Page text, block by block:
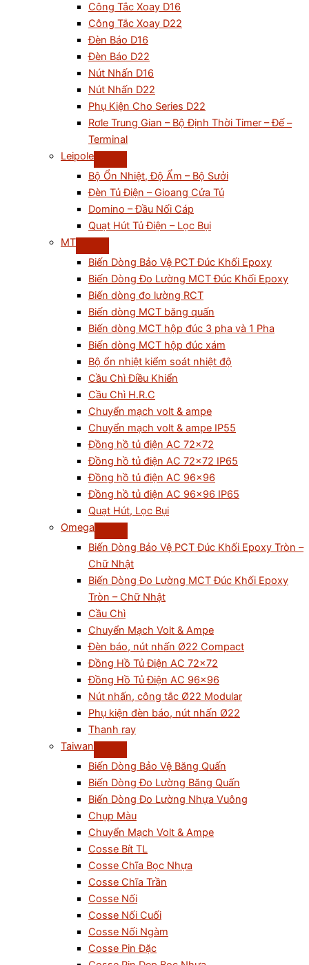
Công Tắc Xoay D16
Công Tắc Xoay D22
Đèn Báo D16
Đèn Báo D22
Nút Nhấn D16
Nút Nhấn D22
Phụ Kiện Cho Series D22
Rơle Trung Gian – Bộ Định Thời Timer – Đế –
Terminal
Leipole
Bộ Ổn Nhiệt, Độ Ẩm – Bộ Sưởi
Đèn Tủ Điện – Gioang Cửa Tủ
Domino – Đầu Nối Cáp
Quạt Hút Tủ Điện – Lọc Bụi
MT
Biến Dòng Bảo Vệ PCT Đúc Khối Epoxy
Biến Dòng Đo Lường MCT Đúc Khối Epoxy
Biến dòng đo lường RCT
Biến dòng MCT băng quấn
Biến dòng MCT hộp đúc 3 pha và 1 Pha
Biến dòng MCT hộp đúc xám
Bộ ổn nhiệt kiểm soát nhiệt độ
Cầu Chì Điều Khiển
Cầu Chì H.R.C
Chuyển mạch volt & ampe
Chuyển mạch volt & ampe IP55
Đồng hồ tủ điện AC 72×72
Đồng hồ tủ điện AC 72×72 IP65
Đồng hồ tủ điện AC 96×96
Đồng hồ tủ điện AC 96×96 IP65
Quạt Hút, Lọc Bụi
Omega
Biến Dòng Bảo Vệ PCT Đúc Khối Epoxy Tròn –
Chữ Nhật
Biến Dòng Đo Lường MCT Đúc Khối Epoxy
Tròn – Chữ Nhật
Cầu Chì
Chuyển Mạch Volt & Ampe
Đèn báo, nút nhấn Ø22 Compact
Đồng Hồ Tủ Điện AC 72×72
Đồng Hồ Tủ Điện AC 96×96
Nút nhấn, công tắc Ø22 Modular
Phụ kiện đèn báo, nút nhấn Ø22
Thanh ray
Taiwan
Biến Dòng Bảo Vệ Băng Quấn
Biến Dòng Đo Lường Băng Quấn
Biến Dòng Đo Lường Nhựa Vuông
Chụp Màu
Chuyển Mạch Volt & Ampe
Cosse Bít TL
Cosse Chĩa Bọc Nhựa
Cosse Chĩa Trần
Cosse Nối
Cosse Nối Cuối
Cosse Nối Ngàm
Cosse Pin Đặc